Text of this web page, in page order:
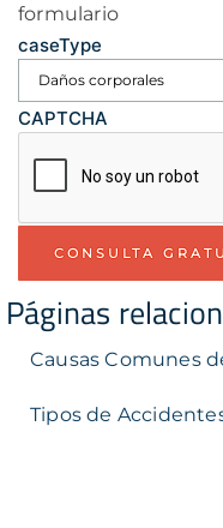
formulario
caseType
CAPTCHA
Páginas
Causas Comunes
Tipos de